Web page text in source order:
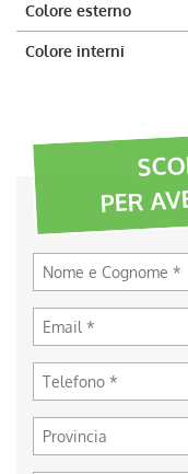
Colore esterno
Colore interni
PER